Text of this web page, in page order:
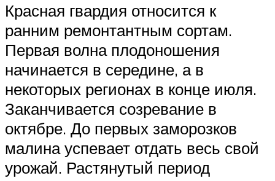
Красная гвардия относится к
ранним ремонтантным сортам.
Первая волна плодоношения
начинается в середине, а в
некоторых регионах в конце июля.
Заканчивается созревание в
октябре. До первых заморозков
малина успевает отдать весь свой
урожай. Растянутый период